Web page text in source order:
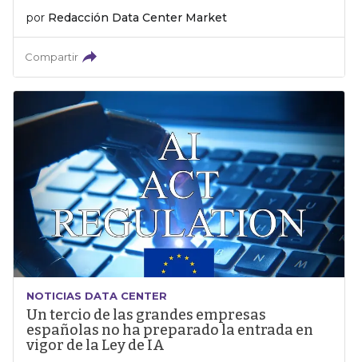
por Redacción Data Center Market
Compartir
NOTICIAS DATA CENTER
Un tercio de las grandes empresas
españolas no ha preparado la entrada en
vigor de la Ley de IA